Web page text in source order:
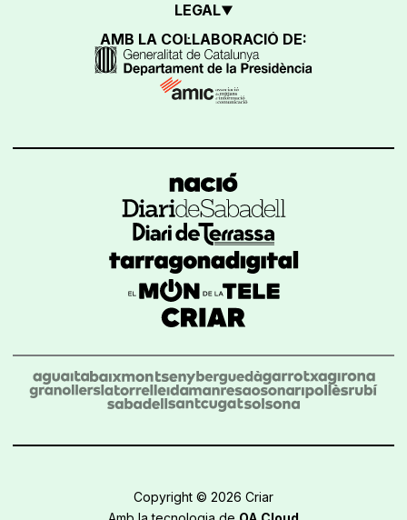
LEGAL
AMB LA COL·LABORACIÓ DE:
Copyright © 2026 Criar